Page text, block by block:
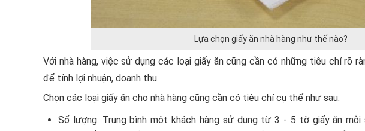
Lựa chọn giấy ăn nhà hàng như thế nào?
Với nhà hàng, việc sử dụng các loại giấy ăn cũng cần có những tiêu chí rõ
để tính lợi nhuận, doanh thu.
Chọn các loại giấy ăn cho nhà hàng cũng cần có tiêu chí cụ thể như sau:
Số lượng: Trung bình một khách hàng sử dụng từ 3 - 5 tờ giấy ăn mỗi